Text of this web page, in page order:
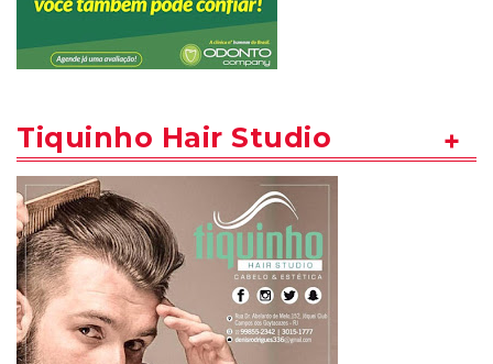
Tiquinho Hair Studio